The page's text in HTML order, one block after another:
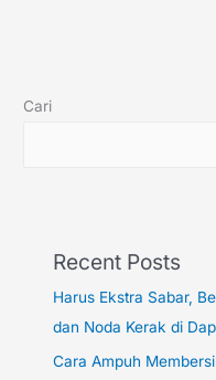
Cari
Recent Posts
Harus Ekstra Sabar,
dan Noda Kerak di
Cara Ampuh